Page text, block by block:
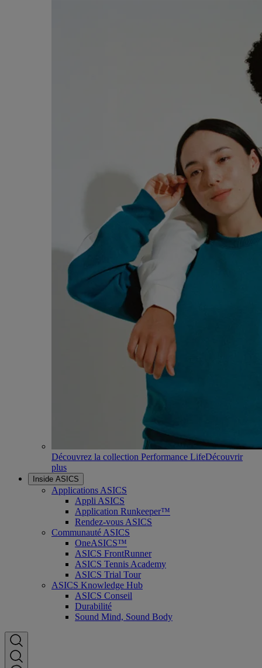
Découvrez la collection Performance LifeDécouvrir
plus
Inside ASICS
Applications ASICS
Appli ASICS
Application Runkeeper™
Rendez-vous ASICS
Communauté ASICS
OneASICS™
ASICS FrontRunner
ASICS Tennis Academy
ASICS Trial Tour
ASICS Knowledge Hub
ASICS Conseil
Durabilité
Sound Mind, Sound Body